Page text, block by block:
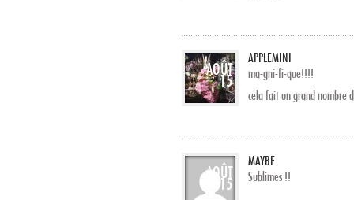
AOÛT
15
APPLEMINI
ma-gni-fi-que!!!!
cela fait un grand nombre
AOÛT
15
MAYBE
Sublimes !!